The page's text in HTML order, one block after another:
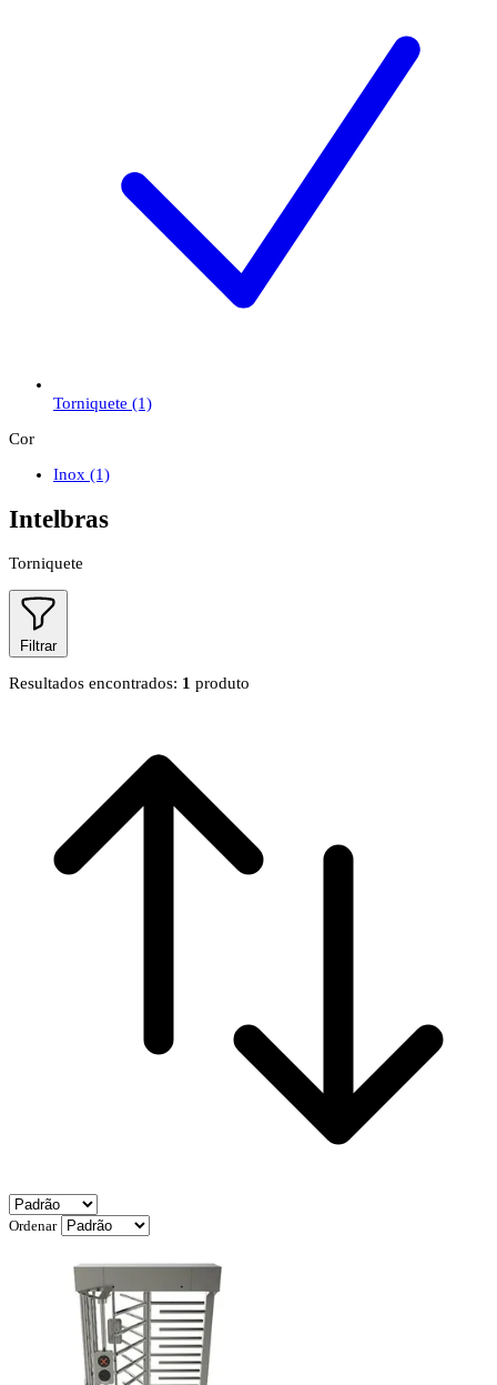
Torniquete (1)
Cor
Inox (1)
Intelbras
Torniquete
Filtrar
Resultados encontrados: 1 produto
Ordenar